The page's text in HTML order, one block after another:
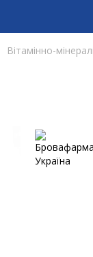
Вітамінно-